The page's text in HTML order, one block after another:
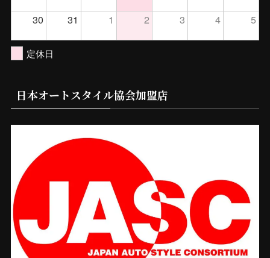
30
31 1 2 3 4 5
定休日
日本オートスタイル協会加盟店